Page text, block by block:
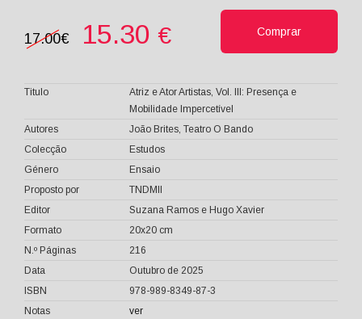
17.00€ 15.30 € Comprar
Titulo
Atriz e Ator Artistas, Vol. III: Presença e
Mobilidade Impercetível
Autores
João Brites, Teatro O Bando
Colecção
Estudos
Género
Ensaio
Proposto por
TNDMII
Editor
Suzana Ramos e Hugo Xavier
Formato
20x20 cm
N.º Páginas
216
Data
Outubro de 2025
ISBN
978-989-8349-87-3
Notas
ver